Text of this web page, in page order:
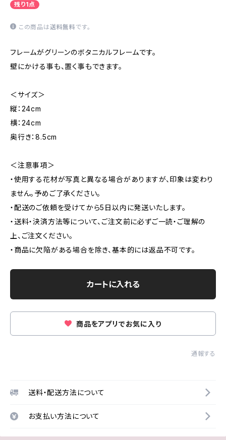
残り1点
この商品は送料無料です。
フレームがグリーンのボタニカルフレームです。
壁にかける事も、置く事もできます。
＜サイズ＞
縦：24cm
横：24cm
奥行き：8.5cm
＜注意事項＞
・使用する花材が写真と異なる場合がありますが、印象は変わり
ません。予めご了承ください。
・配送のご依頼を受けてから5日以内に発送いたします。
・送料・決済方法等について、ご注文前に必ずご一読・ご理解の
上、ご注文ください。
・商品に欠陥がある場合を除き、基本的には返品不可です。
カートに入れる
商品をアプリでお気に入り
通報する
送料・配送方法について
お支払い方法について